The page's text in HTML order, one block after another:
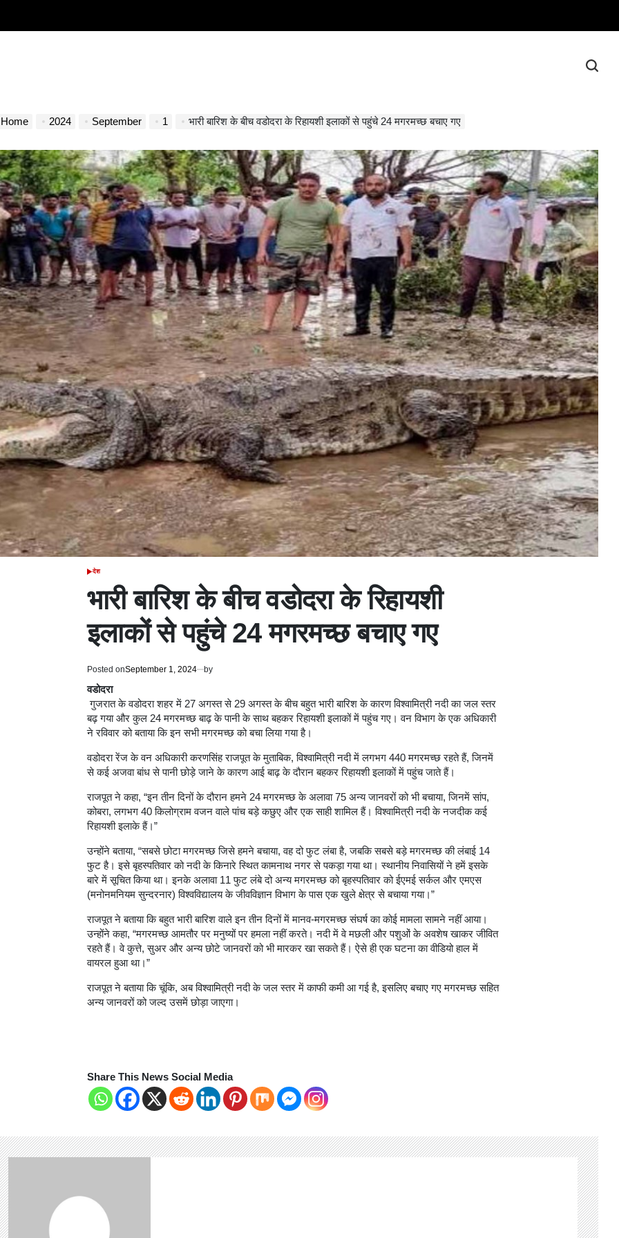
Home 2024 September 1 भारी बारिश के बीच वडोदरा के रिहायशी इलाकों से पहुंचे 24 मगरमच्छ बचाए गए
POSTED
देश
भारी बारिश के बीच वडोदरा के रिहायशी
इलाकों से पहुंचे 24 मगरमच्छ बचाए गए
Posted onSeptember 1, 2024 by
वडोदरा
गुजरात के वडोदरा शहर में 27 अगस्त से 29 अगस्त के बीच बहुत भारी बारिश के कारण विश्वामित्री नदी का जल स्तर
बढ़ गया और कुल 24 मगरमच्छ बाढ़ के पानी के साथ बहकर रिहायशी इलाकों में पहुंच गए। वन विभाग के एक अधिकारी
ने रविवार को बताया कि इन सभी मगरमच्छ को बचा लिया गया है।
वडोदरा रेंज के वन अधिकारी करणसिंह राजपूत के मुताबिक, विश्वामित्री नदी में लगभग 440 मगरमच्छ रहते हैं, जिनमें
से कई अजवा बांध से पानी छोड़े जाने के कारण आई बाढ़ के दौरान बहकर रिहायशी इलाकों में पहुंच जाते हैं।
राजपूत ने कहा, “इन तीन दिनों के दौरान हमने 24 मगरमच्छ के अलावा 75 अन्य जानवरों को भी बचाया, जिनमें सांप,
कोबरा, लगभग 40 किलोग्राम वजन वाले पांच बड़े कछुए और एक साही शामिल हैं। विश्वामित्री नदी के नजदीक कई
रिहायशी इलाके हैं।”
उन्होंने बताया, “सबसे छोटा मगरमच्छ जिसे हमने बचाया, वह दो फुट लंबा है, जबकि सबसे बड़े मगरमच्छ की लंबाई 14
फुट है। इसे बृहस्पतिवार को नदी के किनारे स्थित कामनाथ नगर से पकड़ा गया था। स्थानीय निवासियों ने हमें इसके
बारे में सूचित किया था। इनके अलावा 11 फुट लंबे दो अन्य मगरमच्छ को बृहस्पतिवार को ईएमई सर्कल और एमएस
(मनोनमनियम सुन्दरनार) विश्वविद्यालय के जीवविज्ञान विभाग के पास एक खुले क्षेत्र से बचाया गया।”
राजपूत ने बताया कि बहुत भारी बारिश वाले इन तीन दिनों में मानव-मगरमच्छ संघर्ष का कोई मामला सामने नहीं आया।
उन्होंने कहा, “मगरमच्छ आमतौर पर मनुष्यों पर हमला नहीं करते। नदी में वे मछली और पशुओं के अवशेष खाकर जीवित
रहते हैं। वे कुत्ते, सुअर और अन्य छोटे जानवरों को भी मारकर खा सकते हैं। ऐसे ही एक घटना का वीडियो हाल में
वायरल हुआ था।”
राजपूत ने बताया कि चूंकि, अब विश्वामित्री नदी के जल स्तर में काफी कमी आ गई है, इसलिए बचाए गए मगरमच्छ सहित
अन्य जानवरों को जल्द उसमें छोड़ा जाएगा।
Share This News Social Media